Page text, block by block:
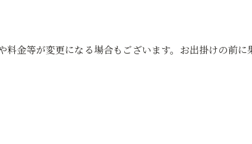
金等が変更になる場合もございます。お出掛けの前に